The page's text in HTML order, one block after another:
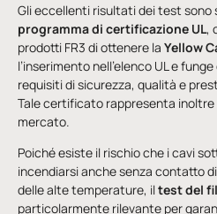
Gli eccellenti risultati dei test
programma di certificazione UL,
prodotti FR3 di ottenere la Yellow
l’inserimento nell’elenco UL e
requisiti di sicurezza, qualità e
Tale certificato rappresenta inoltre
mercato.
Poiché esiste il rischio che i cavi
incendiarsi anche senza contatto
delle alte temperature, iltest del
particolarmente rilevante per